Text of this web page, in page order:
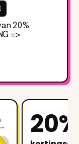
20‌%
=>
20%